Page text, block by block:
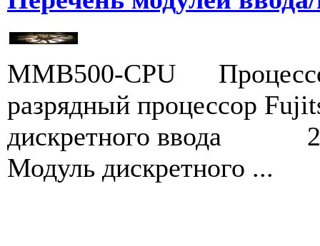
MMB500-CPU
разрядный процессор
дискретного ввода
Модуль дискретного ...